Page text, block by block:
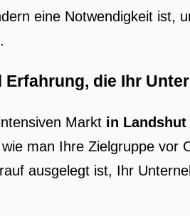
eine Not­wen­dig­keit ist,
Erfahrung, die Ihr
Markt in Landshut
man Ihre Zielgruppe
ausgelegt ist, Ihr